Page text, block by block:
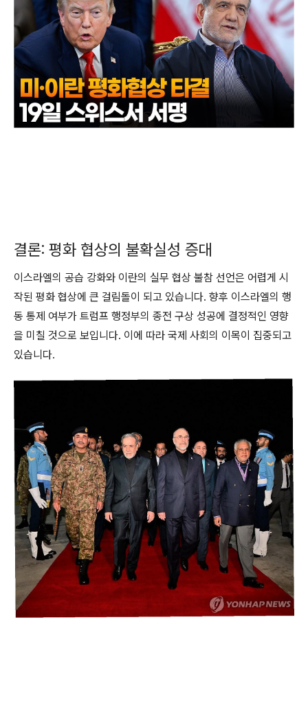
결론: 평화 협상의 불확실성 증대
이스라엘의 공습 강화와 이란의 실무 협상 불참 선언은 어렵게 시
작된 평화 협상에 큰 걸림돌이 되고 있습니다. 향후 이스라엘의 행
동 통제 여부가 트럼프 행정부의 종전 구상 성공에 결정적인 영향
을 미칠 것으로 보입니다. 이에 따라 국제 사회의 이목이 집중되고
있습니다.